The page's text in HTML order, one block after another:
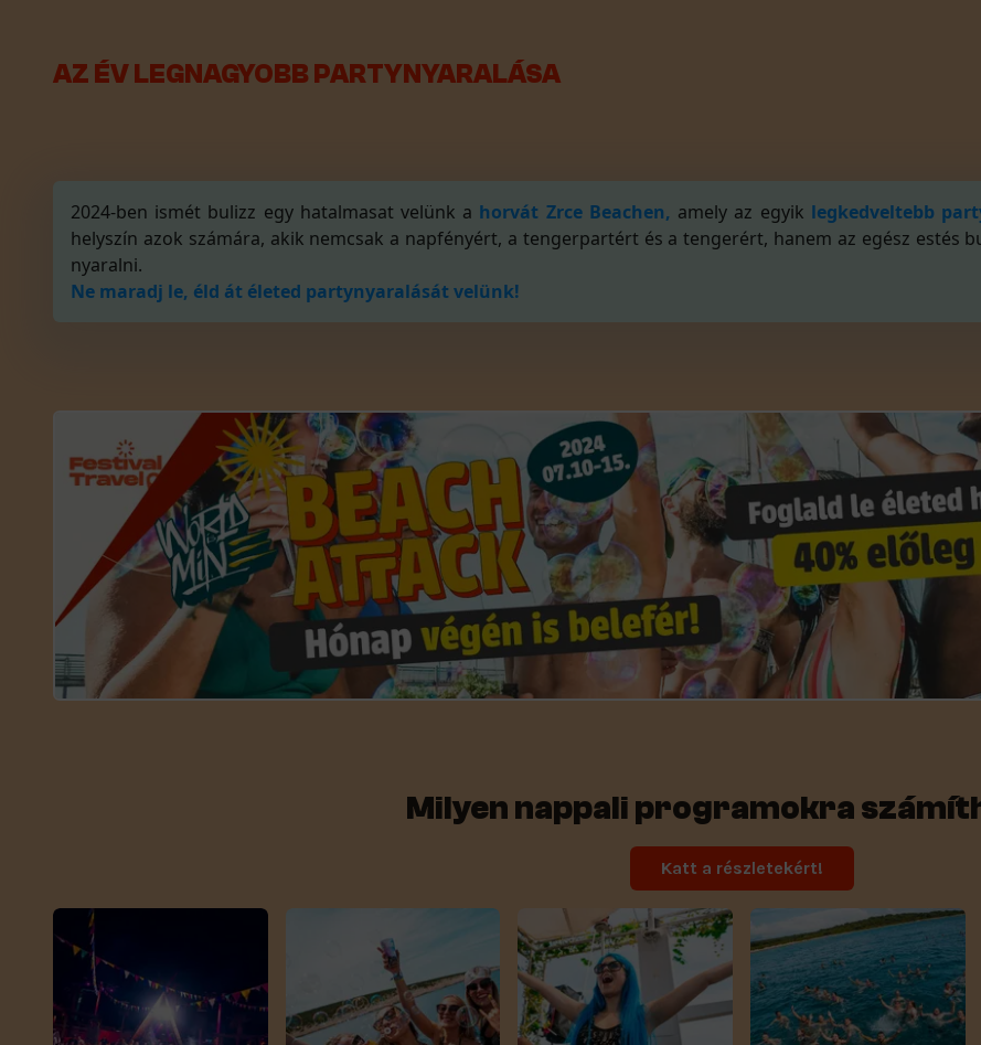
AZ ÉV LEGNAGYOBB PARTYNYARALÁSA
2024-ben ismét bulizz egy hatalmasat velünk a horvát Zrce Beachen, amely az egyik legkedveltebb
helyszín azok számára, akik nemcsak a napfényért, a tengerpartért és a tengerért, hanem az egész estés
nyaralni.
Ne maradj le, éld át életed partynyaralását velünk!
Milyen nappali programokra
Katt a részletekért!